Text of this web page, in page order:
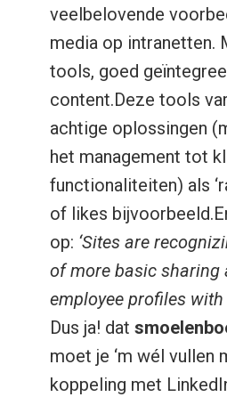
veelbelovende
media op intranetten.
tools, goed
content.Deze tools
achtige oplossingen
het management tot
functionaliteiten) als
of likes
op: ‘Sites are
of more basic sharing
employee profiles with
Dus ja! dat
moet je ‘m wél vullen
koppeling met